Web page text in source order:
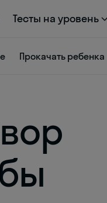
Тесты на уровень
Прокачать ребенка